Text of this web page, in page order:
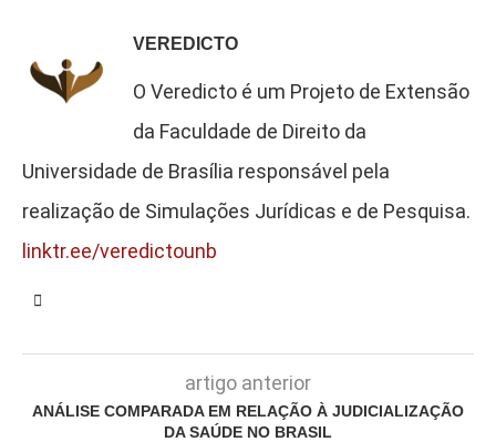
VEREDICTO
O Veredicto é um Projeto de Extensão
da Faculdade de Direito da
Universidade de Brasília responsável pela
realização de Simulações Jurídicas e de Pesquisa.
linktr.ee/veredictounb
artigo anterior
ANÁLISE COMPARADA EM RELAÇÃO À JUDICIALIZAÇÃO
DA SAÚDE NO BRASIL